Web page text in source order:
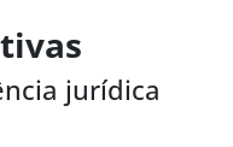
jurídica